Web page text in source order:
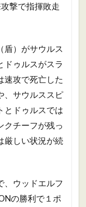
撃で指揮敗走
盾）がサウルス
ドゥルスがスラ
速攻で死亡した
、サウルススピ
とドゥルスでは
クチーフが残っ
厳しい状況が続
、ウッドエルフ
の勝利で１ポ